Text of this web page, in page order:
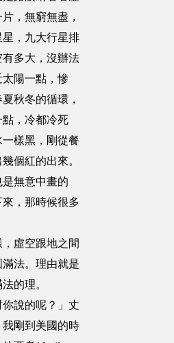
，無窮無盡，
，九大行星排
多大，沒辦法
陽一點，慘
秋冬的循環，
，冷都冷死
樣黑，剛從餐
個紅的出來。
無意中畫的
，那時候很多
虛空跟地之間
法。理由就是
的理。
說的呢？」丈
剛到美國的時